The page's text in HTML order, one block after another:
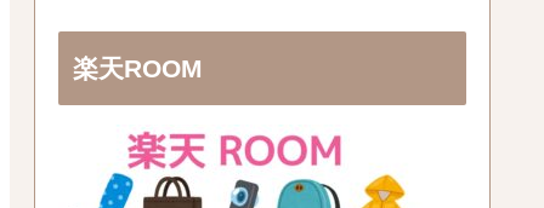
楽天ROOM